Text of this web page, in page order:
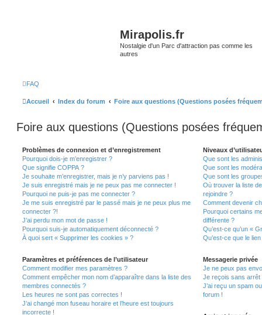
Mirapolis.fr
Nostalgie d'un Parc d'attraction pas comme les
autres
FAQ
Accueil Index du forum Foire aux questions (Questions posées
Foire aux questions (Questions posées
Problèmes de connexion et d’enregistrement
Pourquoi dois-je m’enregistrer ?
Que signifie COPPA ?
Je souhaite m’enregistrer, mais je n’y parviens pas !
Je suis enregistré mais je ne peux pas me connecter !
Pourquoi ne puis-je pas me connecter ?
Je me suis enregistré par le passé mais je ne peux plus me
connecter ?!
J’ai perdu mon mot de passe !
Pourquoi suis-je automatiquement déconnecté ?
À quoi sert « Supprimer les cookies » ?
Paramètres et préférences de l’utilisateur
Comment modifier mes paramètres ?
Comment empêcher mon nom d’apparaître dans la liste des
membres connectés ?
Les heures ne sont pas correctes !
J’ai changé mon fuseau horaire et l’heure est toujours
incorrecte !
Niveaux
Que sont les
Que sont les
Que sont les
Où trouver la liste
rejoindre ?
Comment devenir
Pourquoi certains
différente ?
Qu’est-ce qu’un «
Qu’est-ce que le
Messagerie privée
Je ne peux pas
Je reçois sans arrêt
J’ai reçu un spam
forum !